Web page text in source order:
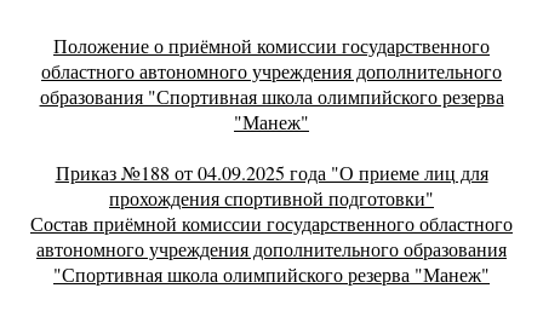
Положение о приёмной комиссии государственного
областного автономного учреждения дополнительного
образования "Спортивная школа олимпийского резерва
"Манеж"
Приказ №188 от 04.09.2025 года "О приеме лиц для
прохождения спортивной подготовки"
Состав приёмной комиссии государственного областного
автономного учреждения дополнительного образования
"Спортивная школа олимпийского резерва "Манеж"